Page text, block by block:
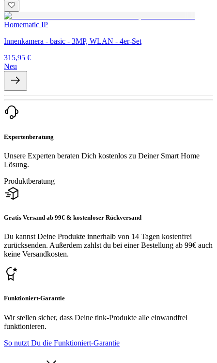
Homematic IP
Innenkamera - basic - 3MP, WLAN - 4er-Set
315,95 €
Neu
Expertenberatung
Unsere Experten beraten Dich kostenlos zu Deiner Smart Home
Lösung.
Produktberatung
Gratis Versand ab 99€ & kostenloser Rückversand
Du kannst Deine Produkte innerhalb von 14 Tagen kostenfrei
zurücksenden. Außerdem zahlst du bei einer Bestellung ab 99€ auch
keine Versandkosten.
Funktioniert-Garantie
Wir stellen sicher, dass Deine tink-Produkte alle einwandfrei
funktionieren.
So nutzt Du die Funktioniert-Garantie